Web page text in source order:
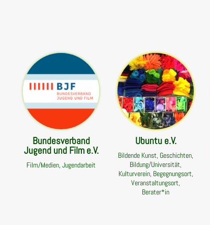
Bundesverband
Jugend und Film e.V.
Film/Medien, Jugendarbeit
Ubuntu e.V.
Bildende Kunst, Geschichten,
Bildung/Universität,
Kulturverein, Begegnungsort,
Veranstaltungsort,
Berater*in